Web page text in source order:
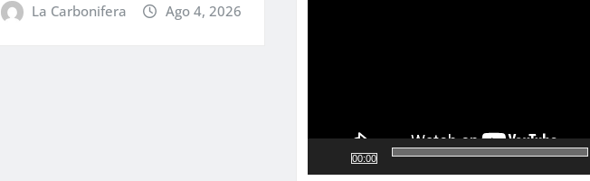
La Carbonifera Ago 4, 2026
00:00